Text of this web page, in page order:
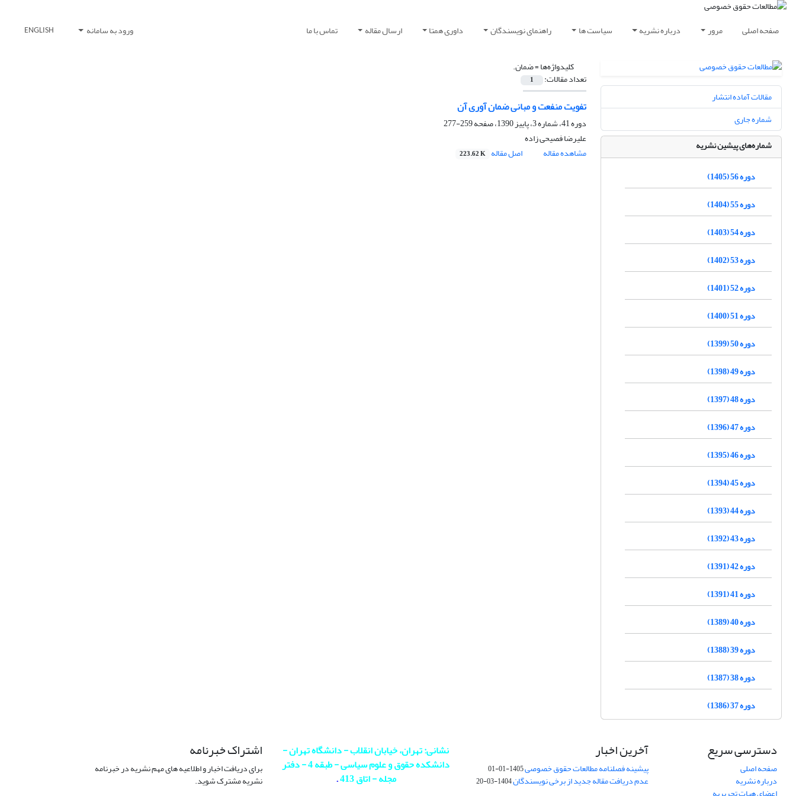
صفحه اصلی مرور درباره نشریه سیاست ها راهنمای نویسندگان داوری همتا ارسال مقاله تماس با ما ورود به سامانه ENGLISH
کلیدواژه‌ها =ضمان.
تعداد مقالات: 1
تفویت منفعت و مبانی ضمان آوری آن
دوره 41، شماره 3، پاییز 1390، صفحه
259-277
علیرضا فصیحی زاده
مشاهده مقاله
اصل مقاله 223.62 K
مقالات آماده انتشار
شماره جاری
شماره‌های پیشین نشریه
دوره 56 (1405)
دوره 55 (1404)
دوره 54 (1403)
دوره 53 (1402)
دوره 52 (1401)
دوره 51 (1400)
دوره 50 (1399)
دوره 49 (1398)
دوره 48 (1397)
دوره 47 (1396)
دوره 46 (1395)
دوره 45 (1394)
دوره 44 (1393)
دوره 43 (1392)
دوره 42 (1391)
دوره 41 (1391)
دوره 40 (1389)
دوره 39 (1388)
دوره 38 (1387)
دوره 37 (1386)
دسترسی سریع
صفحه اصلی
درباره نشریه
آخرین اخبار
پیشینه فصلنامه مطالعات حقوق خصوصی1405-01-01
عدم دریافت مقاله جدید از برخی نویسندگان1404-03-20
نشانی: تهران، خیابان انقلاب - دانشگاه تهران -
دانشکده حقوق و علوم سیاسی - طبقه 4 - دفتر
مجله - اتاق 413
.
اشتراک خبرنامه
برای دریافت اخبار و اطلاعیه های مهم نشریه در خبرنامه
نشریه مشترک شوید.